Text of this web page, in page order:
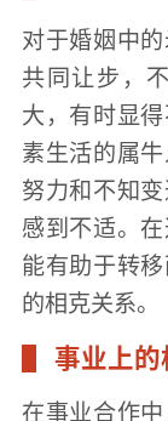
对于婚姻中
共同让步，
大，有时显
素生活的属
努力和不知
感到不适。
能有助于转
的相克关系。
事业上的
在事业合作